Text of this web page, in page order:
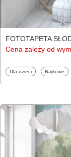
FOTOTAPETA
Cena zależy od
Fototapety
Dla dzieci Fototapety
Bajkowe